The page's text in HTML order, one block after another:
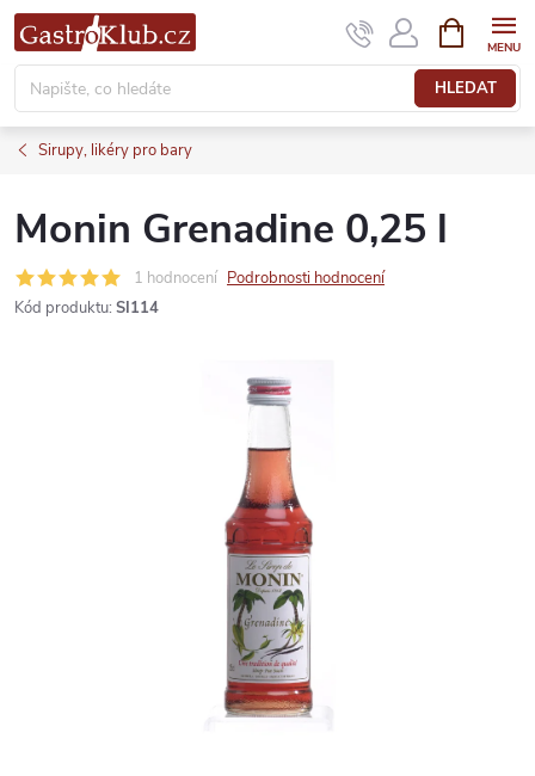
Přejít
na
obsah
HLEDAT
NÁKUPNÍ
KOŠÍK
Sirupy, likéry pro bary
Monin Grenadine 0,25 l
1 hodnocení Podrobnosti hodnocení
Kód produktu: SI114